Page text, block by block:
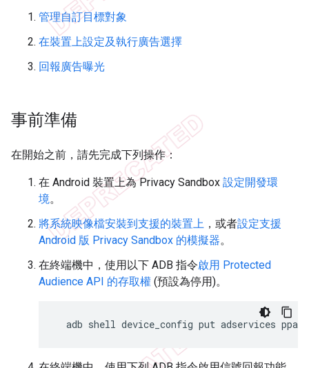
管理自訂目標對象
在裝置上設定及執行廣告選擇
回報廣告曝光
事前準備
在開始之前，請先完成下列操作：
在 Android 裝置上為 Privacy Sandbox 設定開發環
境。
將系統映像檔安裝到支援的裝置上 ，或者設定支援
Android 版 Privacy Sandbox 的模擬器。
在終端機中，使用以下 ADB 指令啟用 Protected
Audience API 的存取權 (預設為停用)。
adb shell device_config put adservices